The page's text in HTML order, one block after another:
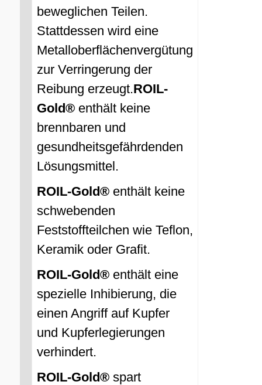
beweglichen Teilen.
Stattdessen wird eine
Metalloberflächenvergütung
zur Verringerung der
Reibung erzeugt.ROIL-
Gold® enthält keine
brennbaren und
gesundheitsgefährdenden
Lösungsmittel.
ROIL-Gold® enthält keine
schwebenden
Feststoffteilchen wie Teflon,
Keramik oder Grafit.
ROIL-Gold® enthält eine
spezielle Inhibierung, die
einen Angriff auf Kupfer
und Kupferlegierungen
verhindert.
ROIL-Gold® spart